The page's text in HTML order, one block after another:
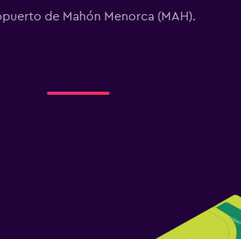
de Mahón Menorca (MAH).